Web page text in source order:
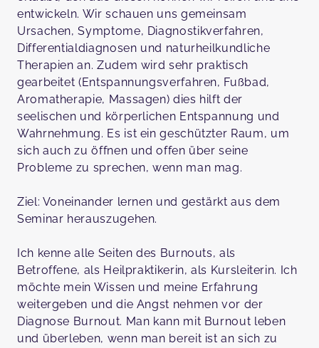
entwickeln. Wir schauen uns gemeinsam
Ursachen, Symptome, Diagnostikverfahren,
Differentialdiagnosen und naturheilkundliche
Therapien an. Zudem wird sehr praktisch
gearbeitet (Entspannungsverfahren, Fußbad,
Aromatherapie, Massagen) dies hilft der
seelischen und körperlichen Entspannung und
Wahrnehmung. Es ist ein geschützter Raum, um
sich auch zu öffnen und offen über seine
Probleme zu sprechen, wenn man mag.
Ziel: Voneinander lernen und gestärkt aus dem
Seminar herauszugehen.
Ich kenne alle Seiten des Burnouts, als
Betroffene, als Heilpraktikerin, als Kursleiterin. Ich
möchte mein Wissen und meine Erfahrung
weitergeben und die Angst nehmen vor der
Diagnose Burnout. Man kann mit Burnout leben
und überleben, wenn man bereit ist an sich zu